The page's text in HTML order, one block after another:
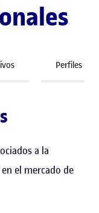
Perfiles
a la
el mercado de